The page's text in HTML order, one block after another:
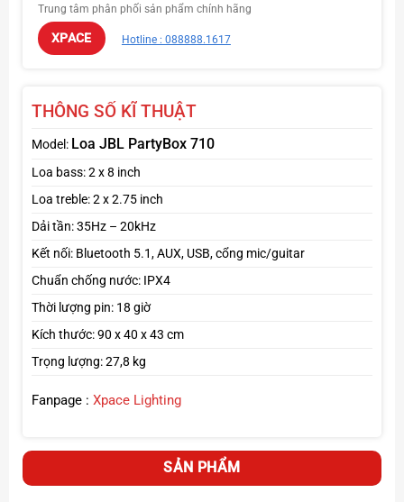
Kết nối & tính năng tiện ích
Hỗ trợBluetooth 5.1
karaoke hoặc chơi nhạc cụ.
EQ chỉnh âm trực tiếp
Chống nước chuẩn IPX4– an toàn khi dùng ngoài trời,
hồ bơi.
Thiết kếtay kéo & bánh xe
Trung tâm phân phối sản phẩm chính hãng
XPACE Hotline : 088888.1617
THÔNG SỐ KĨ THUẬT
Model: Loa JBL PartyBox 710
Loa bass: 2 x 8 inch
Loa treble: 2 x 2.75 inch
Dải tần: 35Hz – 20kHz
Kết nối: Bluetooth 5.1, AUX, USB, cổng mic/guitar
Chuẩn chống nước: IPX4
Thời lượng pin: 18 giờ
Kích thước: 90 x 40 x 43 cm
Trọng lượng: 27,8 kg
Fanpage : Xpace Lighting
SẢN PHẨM